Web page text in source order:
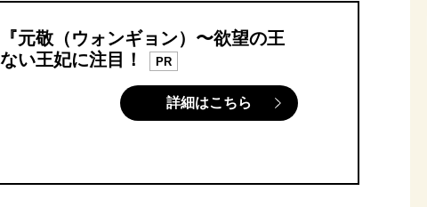
元敬（ウォンギョン）〜欲望の王
い王妃に注目！
PR
詳細はこちら